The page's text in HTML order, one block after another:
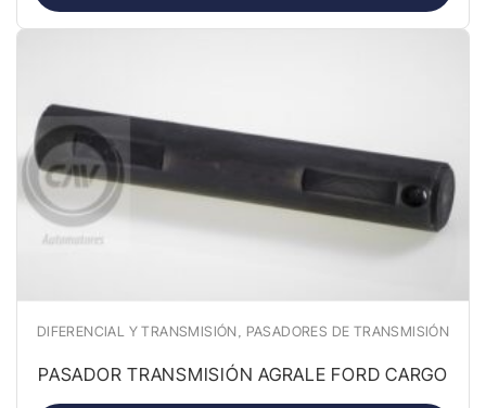
DIFERENCIAL Y TRANSMISIÓN , PASADORES DE TRANSMISIÓN
PASADOR TRANSMISIÓN AGRALE FORD CARGO